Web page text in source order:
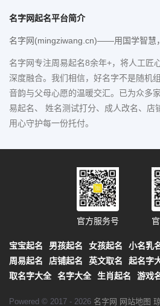
名字网起名平台简介
名字网(mingziwang.cn)——用国学智慧
名字网专注周易起名8余年+，将人工匠
深度融合。我们相信，好名字不是随机
音韵与父母心愿的温暖交汇。已为众多
易起名、 姓名测试打分、成人改名、店
用心守护每一份托付。
官方服务号
宝宝起名 男孩起名 女孩起名 小名乳
周易起名
店铺起名 英文取名 起名字
取名字大全
名字大全 生肖起名 游戏
Powered © 2017 - 2026 名字网 网站地图